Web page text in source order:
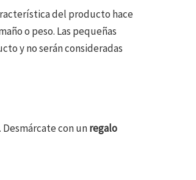
del producto hace
o peso. Las pequeñas
y no serán consideradas
Desmárcate con unregalo